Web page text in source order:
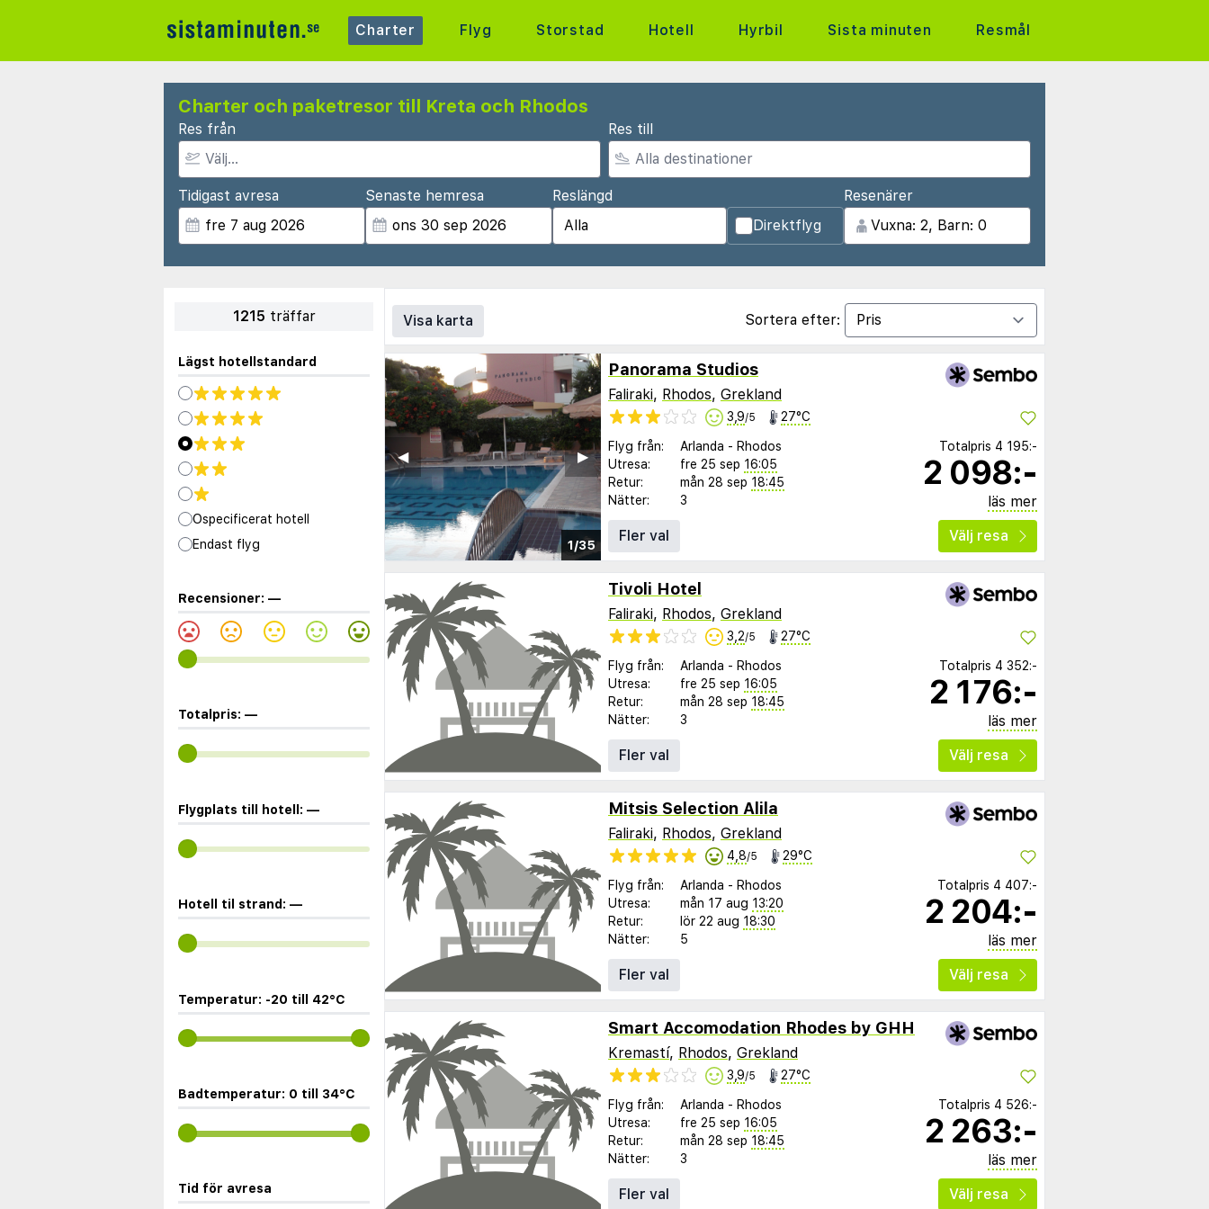
Charter Flyg Storstad Hotell Hyrbil Sista minuten Resmål
Charter och paketresor till Kreta och Rhodos
Res från Res till
Tidigast avresa Senaste hemresa
Reslängd
Direktflyg
Resenärer
1215 träffar
Lägst hotellstandard
Ospecificerat hotell
Endast flyg
Recensioner: —
Totalpris: —
Flygplats till hotell: —
Hotell til strand: —
Temperatur: -20 till 42°C
Badtemperatur: 0 till 34°C
Tid för avresa
Visa karta Sortera efter:
1/35
▶︎
◀︎
Panorama Studios
Faliraki, Rhodos, Grekland
3,9/5 27°C
Flyg från: Arlanda - Rhodos
Utresa:
fre 25 sep 16:05
Retur:
mån 28 sep 18:45
Nätter:
3
Totalpris 4 195:-
2 098:-
läs mer
Fler val
Välj resa
Tivoli Hotel
Faliraki, Rhodos, Grekland
3,2/5 27°C
Flyg från: Arlanda - Rhodos
Utresa:
fre 25 sep 16:05
Retur:
mån 28 sep 18:45
Nätter:
3
Totalpris 4 352:-
2 176:-
läs mer
Fler val
Välj resa
Mitsis Selection Alila
Faliraki, Rhodos, Grekland
4,8/5 29°C
Flyg från: Arlanda - Rhodos
Utresa:
mån 17 aug 13:20
Retur:
lör 22 aug 18:30
Nätter:
5
Totalpris 4 407:-
2 204:-
läs mer
Fler val
Välj resa
Smart Accomodation Rhodes by GHH
Kremastí, Rhodos, Grekland
3,9/5 27°C
Flyg från: Arlanda - Rhodos
Utresa:
fre 25 sep 16:05
Retur:
mån 28 sep 18:45
Nätter:
3
Totalpris 4 526:-
2 263:-
läs mer
Fler val
Välj resa